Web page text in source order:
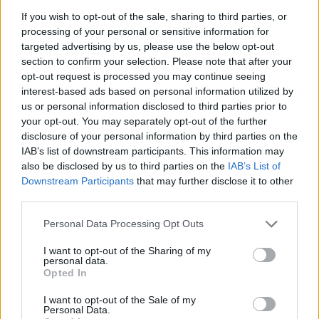
If you wish to opt-out of the sale, sharing to third parties, or
processing of your personal or sensitive information for
targeted advertising by us, please use the below opt-out
section to confirm your selection. Please note that after your
opt-out request is processed you may continue seeing
interest-based ads based on personal information utilized by
us or personal information disclosed to third parties prior to
your opt-out. You may separately opt-out of the further
disclosure of your personal information by third parties on the
IAB’s list of downstream participants. This information may
also be disclosed by us to third parties on the IAB’s List of
Downstream Participants that may further disclose it to other
Please note that this website/app uses one or more Google
not limited to your visit or usage behaviour. You may click to
grant or deny consent to Google and its third-party tags to
use your data for below specified purposes in below Google
consent section.
Personal Data Processing Opt Outs
I want to opt-out of the Sharing of my
personal data.
Opted In
I want to opt-out of the Sale of my
Personal Data.
Kiállítók:
Aeris Wings – Kézműves ékszerek és kiegészítők
Binder’s Notebooks – Könyvkötés, kézműves
noteszek, füzetek, füzettartók
Capillaris– Töltőtollkészítő
Drewnem Pisane – Kézműves Tollak
Etelburg– Prémium írószer és kiegészítő gyártó
Heisz Ferenc
Horatiu Gutovschi– Kézműves tollak
KaliPERO– Robert Vyskočil – Kézműves
Kovács Zoltán – Antik töltőtollak
Marco Tagliani
Művészek Boltja – Írószerek, művészkellékek
Pendors – Kézműves tollak